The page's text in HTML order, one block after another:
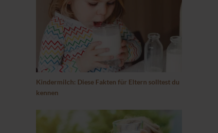
Kindermilch: Diese Fakten für Eltern solltest du
kennen